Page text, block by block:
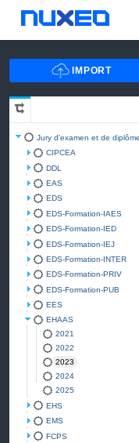
Jury d'examen et de diplôme
CIPCEA
DDL
EAS
EDS
EDS-Formation-IAES
EDS-Formation-IED
EDS-Formation-IEJ
EDS-Formation-INTER
EDS-Formation-PRIV
EDS-Formation-PUB
EES
EHAAS
2021
2022
2023
2024
2025
EHS
EMS
FCPS